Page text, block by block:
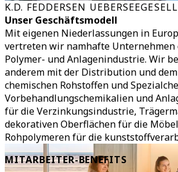
K.D. FEDDERSEN
Unser Geschäftsmodell
Mit eigenen Niederlassungen in
vertreten wir namhafte Unternehmen
Polymer- und Anlagenindustrie. Wir
anderem mit der Distribution und
chemischen Rohstoffen und
Vorbehandlungschemikalien und
für die Verzinkungsindustrie,
dekorativen Oberflächen für die
Rohpolymeren für die
MITARBEITER-BENEFITS